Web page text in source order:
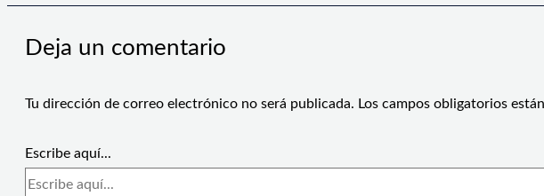
Deja un comentario
Tu dirección de correo electrónico no será publicada. Los campos obligatorios
Escribe aquí...